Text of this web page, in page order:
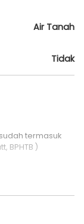
Air Tanah
Tidak
termasuk
BPHTB )